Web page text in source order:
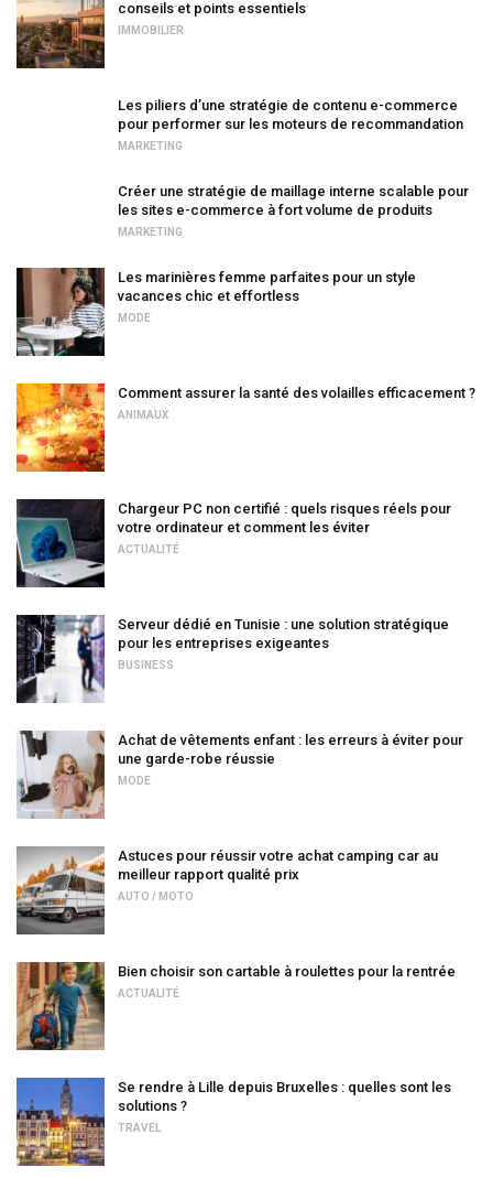
conseils et points essentiels
IMMOBILIER
Les piliers d’une stratégie de contenu e-commerce
pour performer sur les moteurs de recommandation
MARKETING
Créer une stratégie de maillage interne scalable pour
les sites e-commerce à fort volume de produits
MARKETING
Les marinières femme parfaites pour un style
vacances chic et effortless
MODE
Comment assurer la santé des volailles efficacement ?
ANIMAUX
Chargeur PC non certifié : quels risques réels pour
votre ordinateur et comment les éviter
ACTUALITÉ
Serveur dédié en Tunisie : une solution stratégique
pour les entreprises exigeantes
BUSINESS
Achat de vêtements enfant : les erreurs à éviter pour
une garde-robe réussie
MODE
Astuces pour réussir votre achat camping car au
meilleur rapport qualité prix
AUTO / MOTO
Bien choisir son cartable à roulettes pour la rentrée
ACTUALITÉ
Se rendre à Lille depuis Bruxelles : quelles sont les
solutions ?
TRAVEL